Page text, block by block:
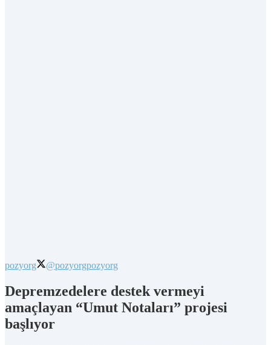
pozyorg @pozyorgpozyorg
Depremzedelere destek vermeyi
amaçlayan “Umut Notaları” projesi
başlıyor